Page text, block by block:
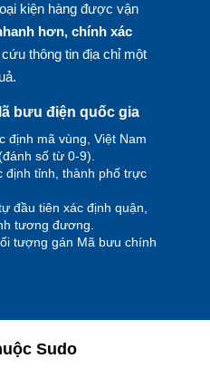
kiện hàng được vận
hơn, chính xác
thông tin địa chỉ một
bưu điện quốc gia
định mã vùng, Việt Nam
số từ 0-9).
định tỉnh, thành phố trực
đầu tiên xác định quận,
tương đương.
tượng gán Mã bưu chính
Sudo